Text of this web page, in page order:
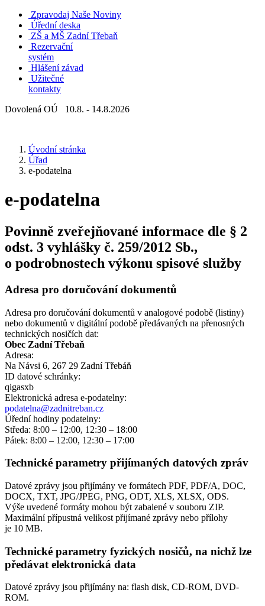
Zpravodaj Naše Noviny
Úřední deska
ZŠ a MŠ Zadní Třebaň
Rezervační
systém
Hlášení závad
Užitečné
kontakty
Dovolená OÚ 10.8. - 14.8.2026
Úvodní stránka
Úřad
e-podatelna
e-podatelna
Povinně zveřejňované informace dle § 2
odst. 3 vyhlášky č. 259/2012 Sb.,
o podrobnostech výkonu spisové služby
Adresa pro doručování dokumentů
Adresa pro doručování dokumentů v analogové podobě (listiny)
nebo dokumentů v digitální podobě předávaných na přenosných
technických nosičích dat:
Obec Zadní Třebaň
Adresa:
Na Návsi 6, 267 29 Zadní Třebáň
ID datové schránky:
qigasxb
Elektronická adresa e‑podatelny:
podatelna@zadnitreban.cz
Úřední hodiny podatelny:
Středa: 8:00 – 12:00, 12:30 – 18:00
Pátek: 8:00 – 12:00, 12:30 – 17:00
Technické parametry přijímaných datových zpráv
Datové zprávy jsou přijímány ve formátech PDF, PDF/A, DOC,
DOCX, TXT, JPG/JPEG, PNG, ODT, XLS, XLSX, ODS.
Výše uvedené formáty mohou být zabalené v souboru ZIP.
Maximální přípustná velikost přijímané zprávy nebo přílohy
je 10 MB.
Technické parametry fyzických nosičů, na nichž lze
předávat elektronická data
Datové zprávy jsou přijímány na: flash disk, CD-ROM, DVD-
ROM.